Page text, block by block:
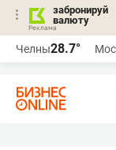
забронируй
валюту
Челны28.7°